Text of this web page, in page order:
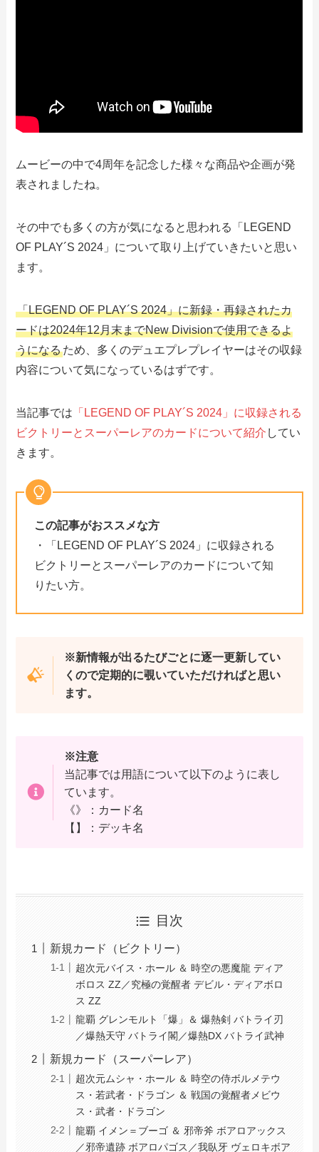
ムービーの中で4周年を記念した様々な商品や企画が発
表されましたね。
その中でも多くの方が気になると思われる「LEGEND
OF PLAY´S 2024」について取り上げていきたいと思い
ます。
「LEGEND OF PLAY´S 2024」に新録・再録されたカ
ードは2024年12月末までNew Divisionで使用できるよ
うになるため、多くのデュエプレプレイヤーはその収録
内容について気になっているはずです。
当記事では 「LEGEND OF PLAY´S 2024」に収録される
ビクトリーとスーパーレアのカードについて紹介 してい
きます。
この記事がおススメな方
・「LEGEND OF PLAY´S 2024」に収録される
ビクトリーとスーパーレアのカードについて知
りたい方。
※新情報が出るたびごとに逐一更新してい
くので定期的に覗いていただければと思い
ます。
※注意
当記事では用語について以下のように表し
ています。
《》：カード名
【】：デッキ名
目次
新規カード（ビクトリー）
超次元バイス・ホール ＆ 時空の悪魔龍 ディア
ボロス ZZ／究極の覚醒者 デビル・ディアボロ
ス ZZ
龍覇 グレンモルト「爆」＆ 爆熱剣 バトライ刃
／爆熱天守 バトライ閣／爆熱DX バトライ武神
新規カード（スーパーレア）
超次元ムシャ・ホール ＆ 時空の侍ボルメテウ
ス・若武者・ドラゴン ＆ 戦国の覚醒者メビウ
ス・武者・ドラゴン
龍覇 イメン＝ブーゴ ＆ 邪帝斧 ボアロアックス
／邪帝遺跡 ボアロパゴス／我臥牙 ヴェロキボア